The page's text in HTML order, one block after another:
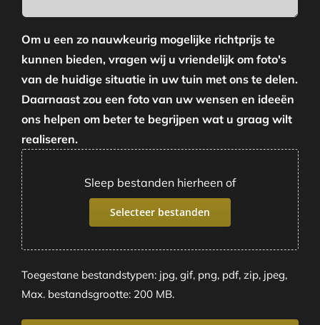
Om u een zo nauwkeurig mogelijke richtprijs te
kunnen bieden, vragen wij u vriendelijk om foto's
van de huidige situatie in uw tuin met ons te delen.
Daarnaast zou een foto van uw wensen en ideeën
ons helpen om beter te begrijpen wat u graag wilt
realiseren.
Sleep bestanden hierheen of
Selecteer bestanden
Toegestane bestandstypen: jpg, gif, png, pdf, zip, jpeg,
Max. bestandsgrootte: 200 MB.